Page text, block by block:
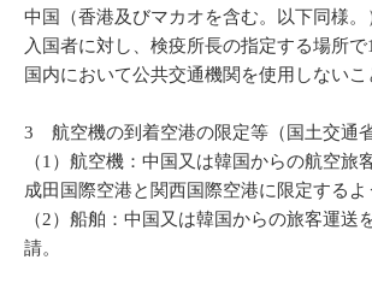
中国（香港及びマカオを含む。以下同様
入国者に対し、検疫所長の指定する場所で
国内において公共交通機関を使用しないこ
3 航空機の到着空港の限定等（国土交通省
（1）航空機：中国又は韓国からの航空旅
成田国際空港と関西国際空港に限定するよ
（2）船舶：中国又は韓国からの旅客運送
請。